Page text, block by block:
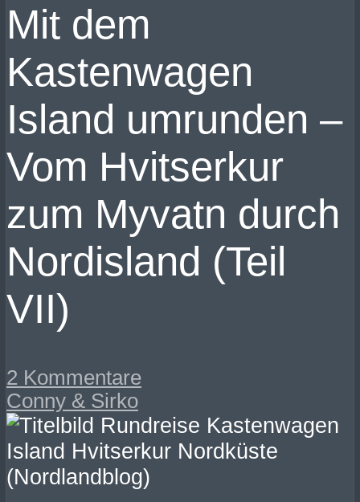
Mit dem
Kastenwagen
Island umrunden –
Vom Hvitserkur
zum Myvatn durch
Nordisland (Teil
VII)
2 Kommentare
Conny & Sirko